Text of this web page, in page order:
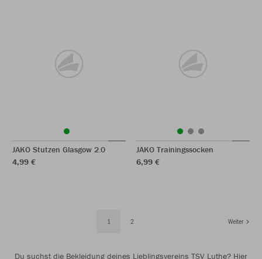
JAKO Stutzen Glasgow 2.0
4,99 €
JAKO Trainingssocken
6,99 €
1 2 Weiter
Du suchst die Bekleidung deines Lieblingsvereins TSV Luthe? Hier